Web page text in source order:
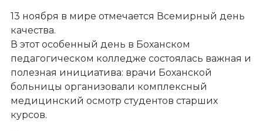
13 ноября в мире отмечается Всемирный день
качества.
В этот особенный день в Боханском
педагогическом колледже состоялась важная и
полезная инициатива: врачи Боханской
больницы организовали комплексный
медицинский осмотр студентов старших
курсов.